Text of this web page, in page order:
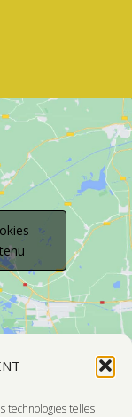
technologies telles